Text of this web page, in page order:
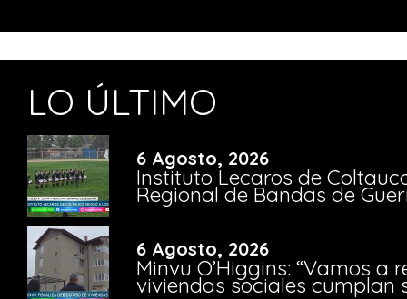
LO ÚLTIMO
6 Agosto, 2026
Instituto Lecaros de
Regional de Bandas de
6 Agosto, 2026
Minvu O’Higgins: “Vamos a
viviendas sociales cumplan